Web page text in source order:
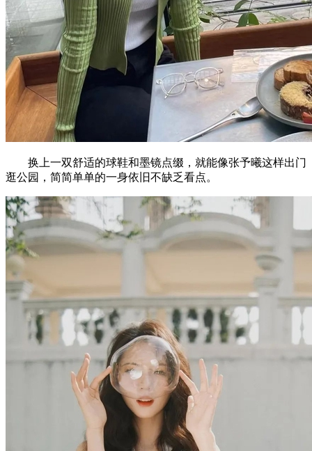
换上一双舒适的球鞋和墨镜点缀，就能像张予曦这样出门
逛公园，简简单单的一身依旧不缺乏看点。